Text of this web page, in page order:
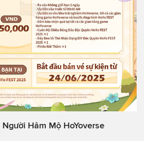
Hâm Mộ HoYoverse